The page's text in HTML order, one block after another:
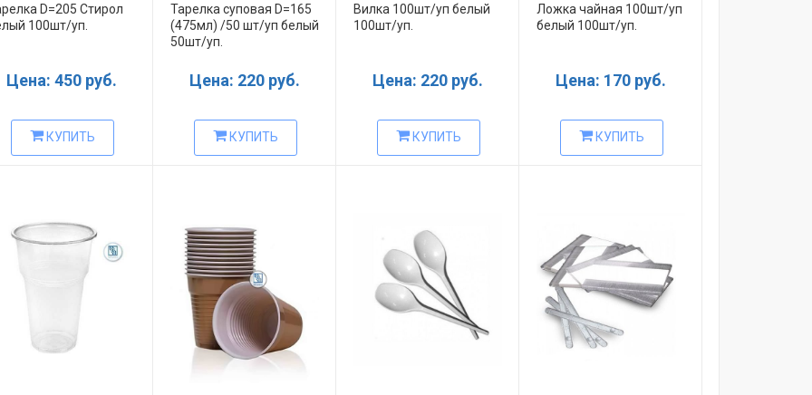
D=205 Стирол
100шт/уп.
Цена: 450 руб.
КУПИТЬ
Тарелка суповая D=165
(475мл) /50 шт/уп белый
50шт/уп.
Цена: 220 руб.
КУПИТЬ
Вилка 100шт/уп белый
100шт/уп.
Цена: 220 руб.
КУПИТЬ
Ложка чайная 100шт/уп
белый 100шт/уп.
Цена: 170 руб.
КУПИТЬ